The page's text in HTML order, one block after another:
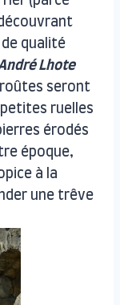
qualité
Lhote
seront
ruelles
érodés
époque,
à la
une trêve